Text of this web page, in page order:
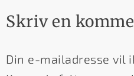
Skriv en
Din e-mailadresse vil